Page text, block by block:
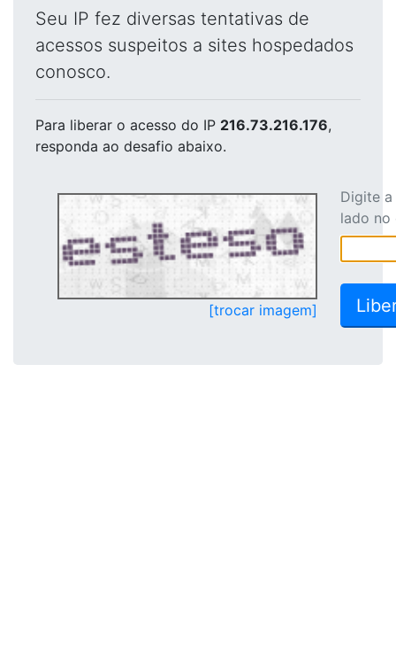
Seu IP fez diversas tentativas de
acessos suspeitos a sites hospedados
conosco.
Para liberar o acesso do IP 216.73.216.176,
responda ao desafio abaixo.
[trocar imagem]
Digite
lado no